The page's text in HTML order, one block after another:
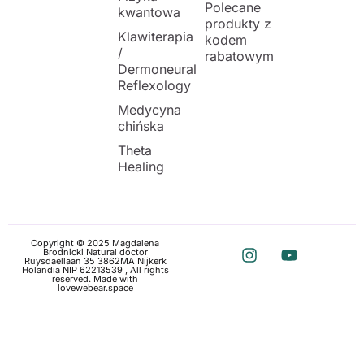
kwantowa
Klawiterapia
/
Dermoneural
Reflexology
Medycyna
chińska
Theta
Healing
Polecane
produkty z
kodem
rabatowym
Copyright © 2025 Magdalena
Brodnicki Natural doctor
Ruysdaellaan 35 3862MA Nijkerk
Holandia NIP 62213539 , All rights
reserved. Made with
lovewebear.space